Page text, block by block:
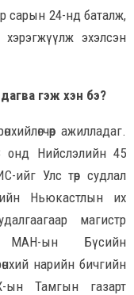
сарын 24-нд баталж,
эхэлсэн
гэж хэн бэ?
ажилладаг.
онд Нийслэлийн 45
ийг Улс төр судлал
Ньюкастлын их
магистр
МАН-ын Бүсийн
нарийн бичгийн
ын Тамгын газарт